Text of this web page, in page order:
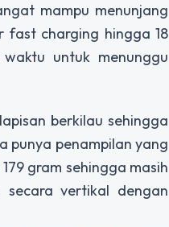
mampu menunjang
charging hingga 18
untuk menunggu
berkilau sehingga
punya penampilan yang
gram sehingga masih
vertikal dengan